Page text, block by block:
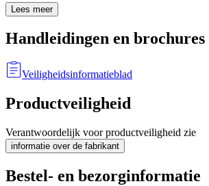
Lees meer
Handleidingen en brochures
Veiligheidsinformatieblad
Productveiligheid
Verantwoordelijk voor productveiligheid zie
informatie over de fabrikant
Bestel- en bezorginformatie